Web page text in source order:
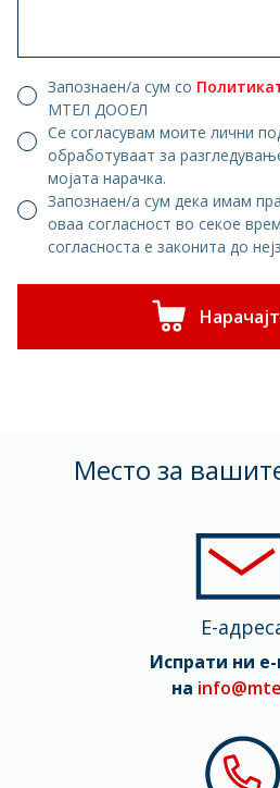
Запознаен/а сум со
МТЕЛ ДООЕЛ
Се согласувам моите лични
обработуваат за
мојата нарачка.
Запознаен/а сум дека имам
оваа согласност во секое
согласноста е законита до
Mесто за
E-
Испрати ни
на